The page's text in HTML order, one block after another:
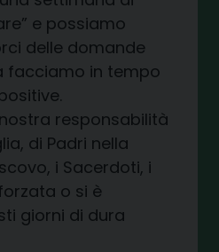
e possiamo
delle domande
facciamo in tempo
responsabilità
di Padri nella
i Sacerdoti, i
o si è
giorni di dura